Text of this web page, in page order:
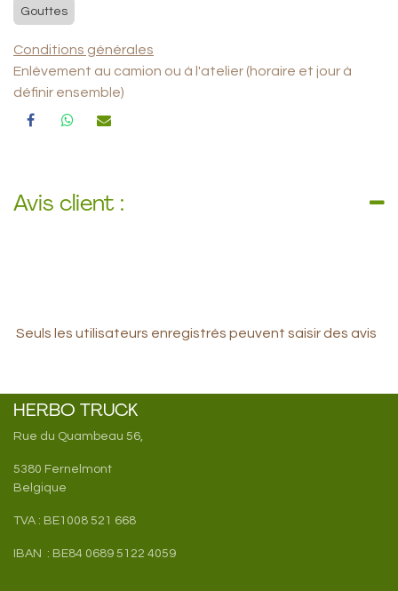
Gouttes
Conditions générales
Enlèvement au camion ou à l'atelier (horaire et jour à
définir ensemble)
Avis client :
Seuls les utilisateurs enregistrés peuvent saisir des avis
HERBO TRUCK
Rue du Quambeau 56,
5380 Fernelmont
Belgique
TVA : BE1008 521 668
IBAN : BE84 0689 5122 4059